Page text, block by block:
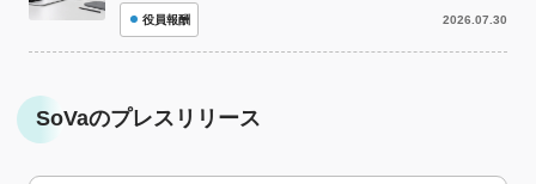
役員報酬 2026.07.30
SoVaのプレスリリース